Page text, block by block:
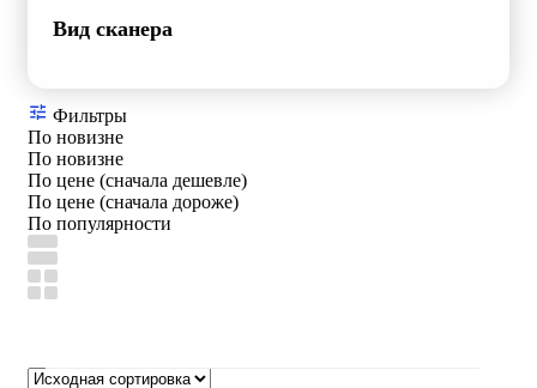
Вид сканера
Фильтры
По новизне
По новизне
По цене (сначала дешевле)
По цене (сначала дороже)
По популярности